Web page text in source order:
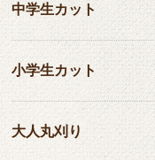
中学生カット
小学生カット
大人丸刈り